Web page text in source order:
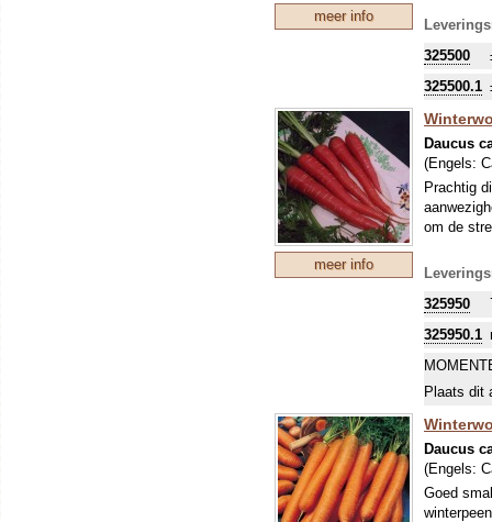
meer info
325500
325500.1
meer info
Daucus
(Engels:
Prachtig
om de
325950
325950.1
Plaats dit
Daucus
(Engels:
Goed